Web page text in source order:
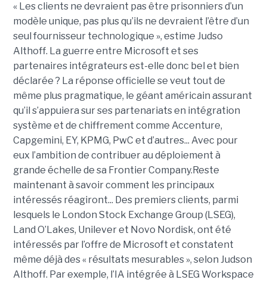
« Les clients ne devraient pas être prisonniers d’un
modèle unique, pas plus qu’ils ne devraient l’être d’un
seul fournisseur technologique », estime Judso
Althoff. La guerre entre Microsoft et ses
partenaires intégrateurs est-elle donc bel et bien
déclarée ? La réponse officielle se veut tout de
même plus pragmatique, le géant américain assurant
qu’il s’appuiera sur ses partenariats en intégration
système et de chiffrement comme Accenture,
Capgemini, EY, KPMG, PwC et d’autres... Avec pour
eux l’ambition de contribuer au déploiement à
grande échelle de sa Frontier Company.Reste
maintenant à savoir comment les principaux
intéressés réagiront... Des premiers clients, parmi
lesquels le London Stock Exchange Group (LSEG),
Land O’Lakes, Unilever et Novo Nordisk, ont été
intéressés par l’offre de Microsoft et constatent
même déjà des « résultats mesurables », selon Judson
Althoff. Par exemple, l’IA intégrée à LSEG Workspace